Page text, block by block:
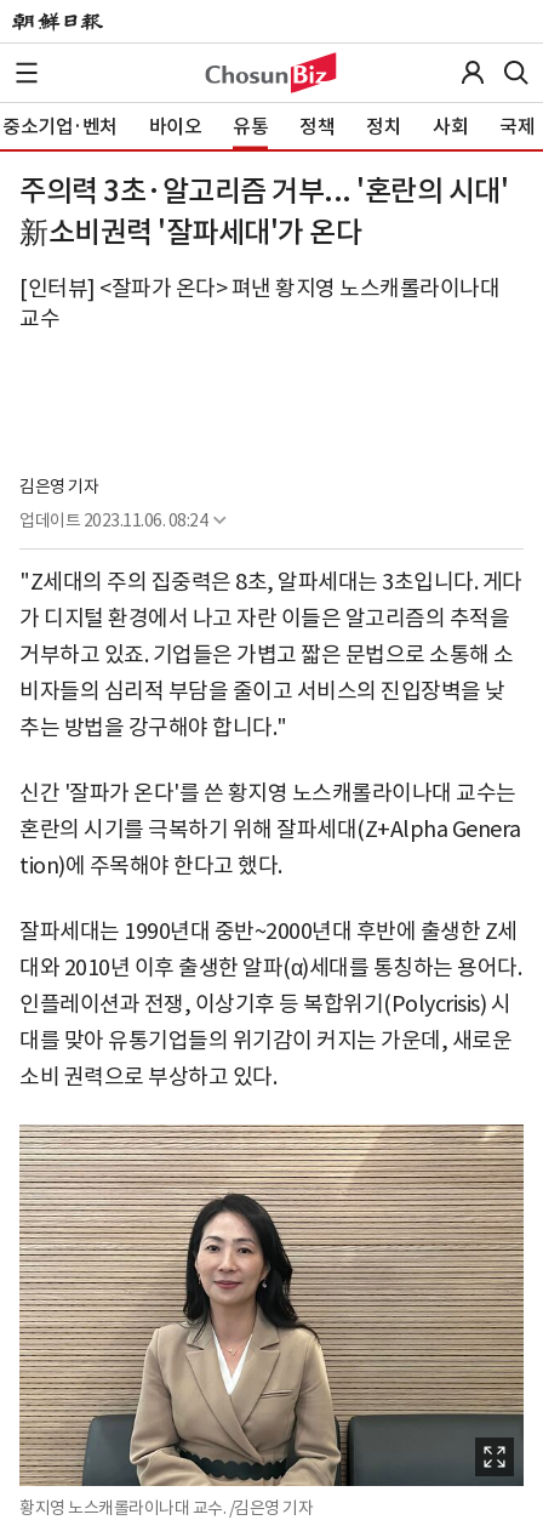
중소기업·벤처 바이오 유통 정책 정치 사회 국제
주의력 3초·알고리즘 거부... '혼란의 시대'
新소비권력 '잘파세대'가 온다
[인터뷰] <잘파가 온다> 펴낸 황지영 노스캐롤라이나대
교수
김은영 기자
업데이트 2023.11.06. 08:24
"Z세대의 주의 집중력은 8초, 알파세대는 3초입니다. 게다
가 디지털 환경에서 나고 자란 이들은 알고리즘의 추적을
거부하고 있죠. 기업들은 가볍고 짧은 문법으로 소통해 소
비자들의 심리적 부담을 줄이고 서비스의 진입장벽을 낮
추는 방법을 강구해야 합니다."
신간 '잘파가 온다'를 쓴 황지영 노스캐롤라이나대 교수는
혼란의 시기를 극복하기 위해 잘파세대(Z+Alpha Genera
tion)에 주목해야 한다고 했다.
잘파세대는 1990년대 중반~2000년대 후반에 출생한 Z세
대와 2010년 이후 출생한 알파(α)세대를 통칭하는 용어다.
인플레이션과 전쟁, 이상기후 등 복합위기(Polycrisis) 시
대를 맞아 유통기업들의 위기감이 커지는 가운데, 새로운
소비 권력으로 부상하고 있다.
황지영 노스캐롤라이나대 교수. /김은영 기자